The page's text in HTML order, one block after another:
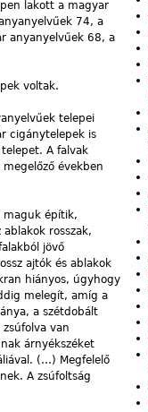
lakott a magyar
74, a
anyanyelvűek 68, a
voltak.
telepei
cigánytelepek is
A falvak
években
maguk építik,
rosszak,
jövő
ajtók és ablakok
hiányos, úgyhogy
melegít, amíg a
a szétdobált
van
árnyékszéket
(…) Megfelelő
A zsúfoltság